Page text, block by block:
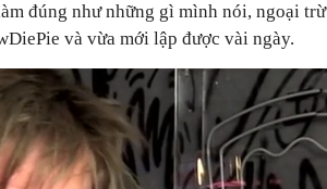
đúng như những gì mình nói, ngoại
và vừa mới lập được vài ngày.